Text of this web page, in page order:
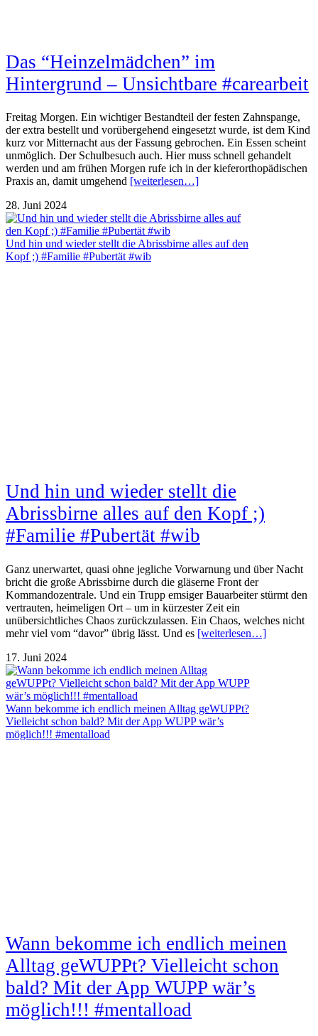
Das “Heinzelmädchen” im
Hintergrund – Unsichtbare #carearbeit
Freitag Morgen. Ein wichtiger Bestandteil der festen Zahnspange,
der extra bestellt und vorübergehend eingesetzt wurde, ist dem Kind
kurz vor Mitternacht aus der Fassung gebrochen. Ein Essen scheint
unmöglich. Der Schulbesuch auch. Hier muss schnell gehandelt
werden und am frühen Morgen rufe ich in der kieferorthopädischen
Praxis an, damit umgehend [weiterlesen…]
28. Juni 2024
Und hin und wieder stellt die Abrissbirne alles auf den
Kopf ;) #Familie #Pubertät #wib
Und hin und wieder stellt die
Abrissbirne alles auf den Kopf ;)
#Familie #Pubertät #wib
Ganz unerwartet, quasi ohne jegliche Vorwarnung und über Nacht
bricht die große Abrissbirne durch die gläserne Front der
Kommandozentrale. Und ein Trupp emsiger Bauarbeiter stürmt den
vertrauten, heimeligen Ort – um in kürzester Zeit ein
unübersichtliches Chaos zurückzulassen. Ein Chaos, welches nicht
mehr viel vom “davor” übrig lässt. Und es [weiterlesen…]
17. Juni 2024
Wann bekomme ich endlich meinen Alltag geWUPPt?
Vielleicht schon bald? Mit der App WUPP wär’s
möglich!!! #mentalload
Wann bekomme ich endlich meinen
Alltag geWUPPt? Vielleicht schon
bald? Mit der App WUPP wär’s
möglich!!! #mentalload